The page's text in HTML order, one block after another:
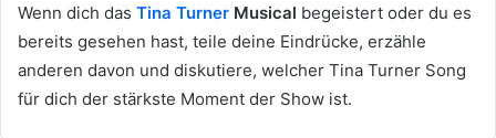
Wenn dich das Tina Turner Musical begeistert oder du es
bereits gesehen hast, teile deine Eindrücke, erzähle
anderen davon und diskutiere, welcher Tina Turner Song
für dich der stärkste Moment der Show ist.